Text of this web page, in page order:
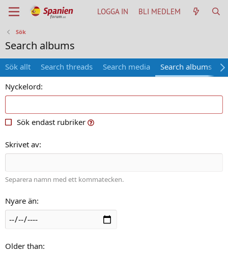
LOGGA IN BLI MEDLEM
Sök
Search albums
Sök allt Search threads Search media Search albums
Nyckelord
Sök endast rubriker
Skrivet av
Separera namn med ett kommatecken.
Nyare än
Older than